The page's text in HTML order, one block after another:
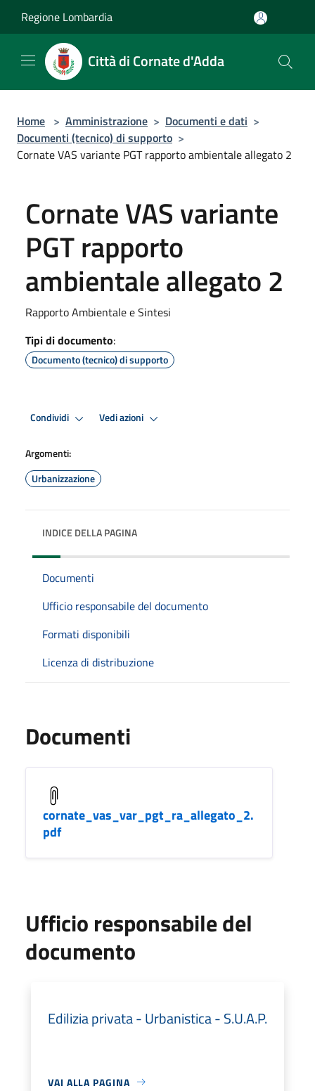
Regione Lombardia
Città di Cornate d'Adda
Home > Amministrazione > Documenti e dati >
Documenti (tecnico) di supporto >
Cornate VAS variante PGT rapporto ambientale allegato 2
Cornate VAS variante
PGT rapporto
ambientale allegato 2
Rapporto Ambientale e Sintesi
Tipi di documento:
Documento (tecnico) di supporto
Condividi Vedi azioni
Argomenti:
Urbanizzazione
INDICE DELLA PAGINA
Documenti
Ufficio responsabile del documento
Formati disponibili
Licenza di distribuzione
Documenti
cornate_vas_var_pgt_ra_allegato_2.
pdf
Ufficio responsabile del
documento
Edilizia privata - Urbanistica - S.U.A.P.
VAI ALLA PAGINA